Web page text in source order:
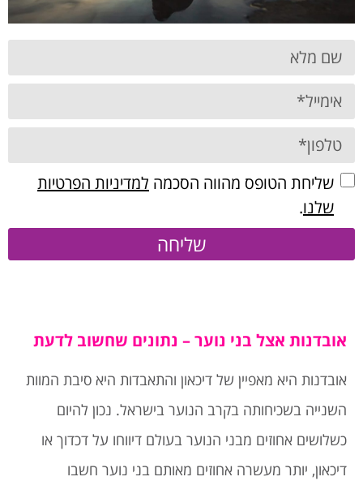
שליחת הטופס מהווה הסכמה למדיניות הפרטיות
שלנו.
שליחה
אובדנות אצל בני נוער – נתונים שחשוב לדעת
אובדנות היא מאפיין של דיכאון והתאבדות היא סיבת המוות
השנייה בשכיחותה בקרב הנוער בישראל. נכון להיום
כשלושים אחוזים מבני הנוער בעולם דיווחו על דכדוך או
דיכאון, יותר מעשרה אחוזים מאותם בני נוער חשבו